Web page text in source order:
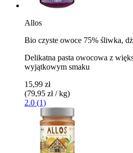
Allos
Bio czyste owoce 75% śliwka,
Delikatna pasta owocowa z
wyjątkowym smaku
15,99 zł
(79,95 zł / kg)
2.0 (1)